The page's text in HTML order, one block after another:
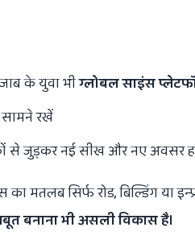
के युवा भीग्लोबल साइंस
सामने रखें
से जुड़कर नई सीख और नए अवसर
मतलब सिर्फ रोड, बिल्डिंग या
बनाना भी असली विकास है।